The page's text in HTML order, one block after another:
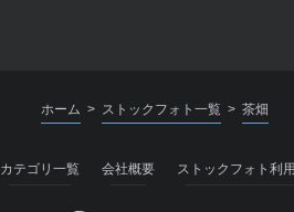
ホーム > ストックフォト一覧 > 茶畑
カテゴリ一覧 会社概要 ストックフォト利